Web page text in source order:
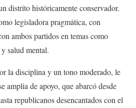
distrito históricamente conservador.
legisladora pragmática, con
ambos partidos en temas como
salud mental.
la disciplina y un tono moderado, le
amplia de apoyo, que abarcó desde
republicanos desencantados con el